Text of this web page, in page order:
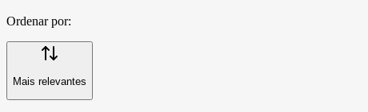
Ordenar por:
Mais relevantes